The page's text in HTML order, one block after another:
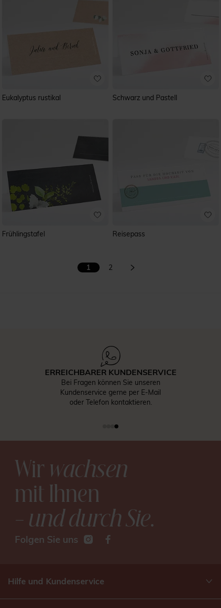
Eukalyptus rustikal Schwarz und Pastell
Frühlingstafel Reisepass
1 2
ERREICHBARER KUNDENSERVICE
Bei Fragen können Sie unseren
Kundenservice gerne per E-Mail
oder Telefon kontaktieren.
Wirwachsen
mit Ihnen
– und durch Sie.
Folgen Sie uns
Hilfe und Kundenservice